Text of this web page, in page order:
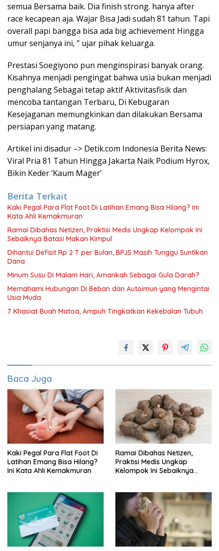
semua Bersama baik. Dia finish strong. hanya after
race kecapean aja. Wajar Bisa Jadi sudah 81 tahun. Tapi
overall papi bangga bisa ada big achievement Hingga
umur senjanya ini, ” ujar pihak keluarga.
Prestasi Soegiyono pun menginspirasi banyak orang.
Kisahnya menjadi pengingat bahwa usia bukan menjadi
penghalang Sebagai tetap aktif Aktivitasfisik dan
mencoba tantangan Terbaru, Di Kebugaran
Kesejaganan memungkinkan dan dilakukan Bersama
persiapan yang matang.
Artikel ini disadur –> Detik.com Indonesia Berita News:
Viral Pria 81 Tahun Hingga Jakarta Naik Podium Hyrox,
Bikin Keder ‘Kaum Mager’
Berita Terkait
Kaki Pegal Para Flat Foot Di Latihan Emang Bisa Hilang? Ini
Kata Ahli Kemakmuran
Ramai Dibahas Netizen, Praktisi Medis Ungkap Kelompok Ini
Sebaiknya Batasi Makan Kimpul
Dihantui Defisit Rp 2 T per Bulan, BPJS Masih Tunggu Suntikan
Dana
Minum Susu Di Malam Hari, Amankah Sebagai Gula Darah?
Memahami Hubungan Di Beban dan Autoimun yang Mengintai
Usia Muda
7 Khasiat Buah Matoa, Ampuh Tingkatkan Kekebalan Tubuh
Baca Juga
Kaki Pegal Para Flat Foot Di
Latihan Emang Bisa Hilang?
Ini Kata Ahli Kemakmuran
Ramai Dibahas Netizen,
Praktisi Medis Ungkap
Kelompok Ini Sebaiknya